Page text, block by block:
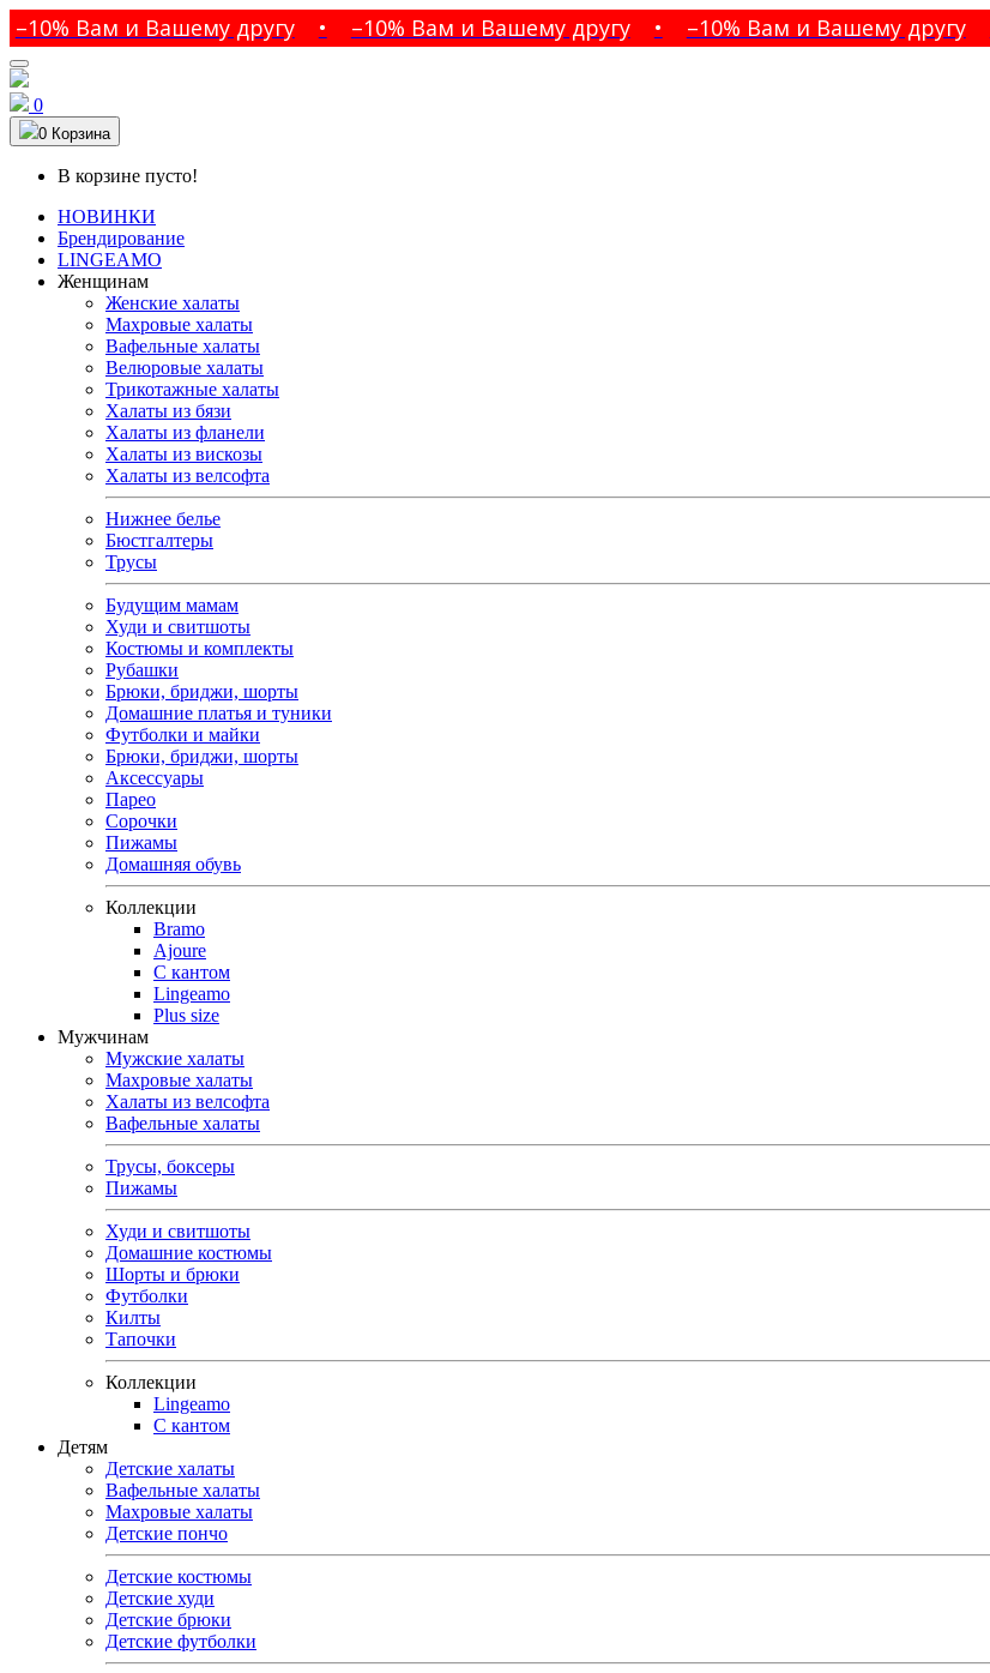
Вам и Вашему другу • –10% Вам и Вашему другу • –10% Вам и Вашему другу •
0
0 Корзина
В корзине пусто!
НОВИНКИ
Брендирование
LINGEAMO
Женщинам
Женские халаты
Махровые халаты
Вафельные халаты
Велюровые халаты
Трикотажные халаты
Халаты из бязи
Халаты из фланели
Халаты из вискозы
Халаты из велсофта
Нижнее белье
Бюстгалтеры
Трусы
Будущим мамам
Худи и свитшоты
Костюмы и комплекты
Рубашки
Брюки, бриджи, шорты
Домашние платья и туники
Футболки и майки
Брюки, бриджи, шорты
Аксессуары
Парео
Сорочки
Пижамы
Домашняя обувь
Коллекции
Bramo
Ajoure
С кантом
Lingeamo
Plus size
Мужчинам
Мужские халаты
Махровые халаты
Халаты из велсофта
Вафельные халаты
Трусы, боксеры
Пижамы
Худи и свитшоты
Домашние костюмы
Шорты и брюки
Футболки
Килты
Тапочки
Коллекции
Lingeamo
С кантом
Детям
Детские халаты
Вафельные халаты
Махровые халаты
Детские пончо
Детские костюмы
Детские худи
Детские брюки
Детские футболки